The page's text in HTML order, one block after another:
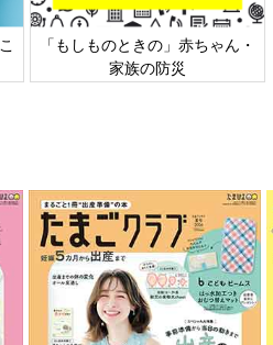
稿、リンク先は、削除される場合
ください。
「もしものときの」赤ちゃん・
家族の防災